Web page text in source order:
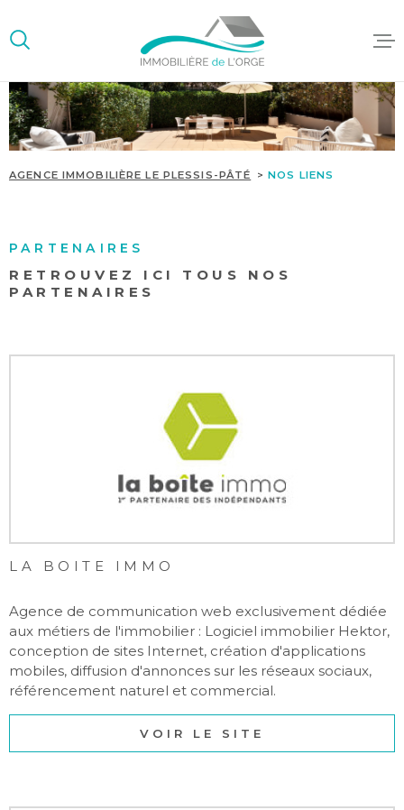
la
au
menu
au
contenu
ACCUEIL
ACHETER/
AGENCE IMMOBILIÈRE LE PLESSIS-PÂTÉ NOS LIENS
PARTENAIRES
RETROUVEZ ICI TOUS NOS
PARTENAIRES
LA BOITE IMMO
Agence de communication web exclusivement dédiée
aux métiers de l'immobilier : Logiciel immobilier Hektor,
conception de sites Internet, création d'applications
mobiles, diffusion d'annonces sur les réseaux sociaux,
référencement naturel et commercial.
VOIR LE SITE